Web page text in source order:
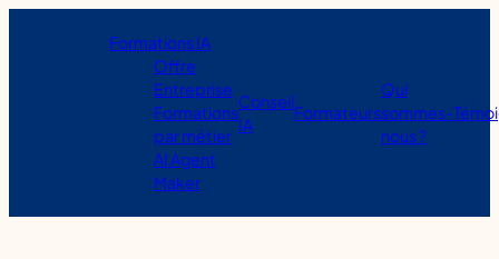
Formations IA
Offre
Entreprise
Formations
par métier
AI Agent
Maker
Conseil
IA
Formateurs
Qui
sommes-
nous ?